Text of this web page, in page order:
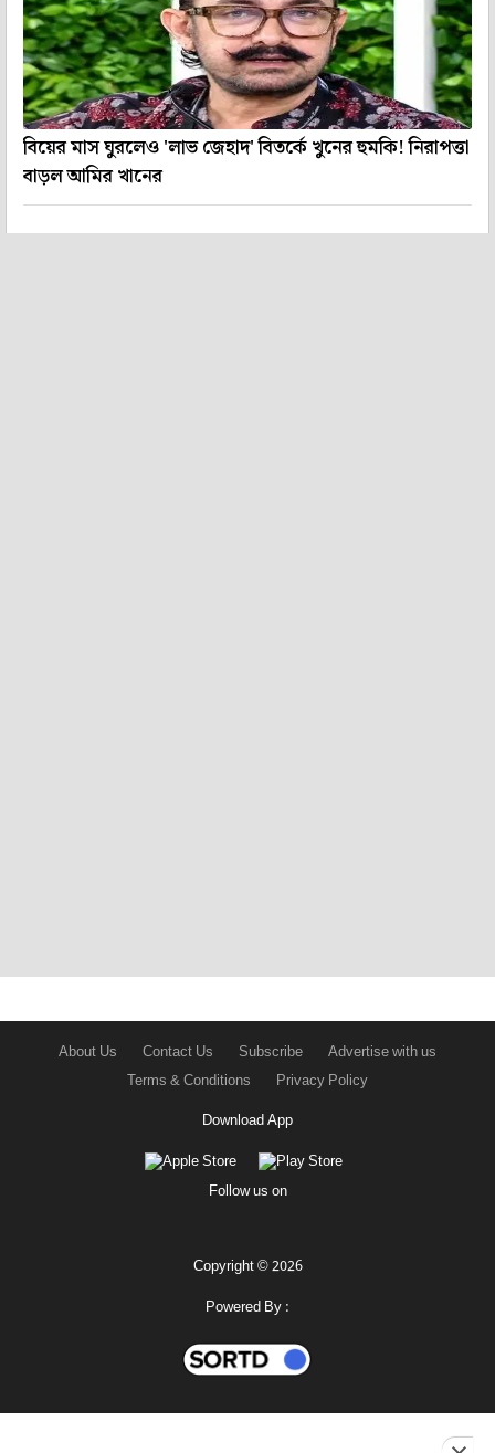
বিয়ের মাস ঘুরলেও 'লাভ জেহাদ' বিতর্কে খুনের হুমকি! নিরাপত্তা
বাড়ল আমির খানের
About Us Contact Us Subscribe
Advertise with us
Terms & Conditions
Privacy Policy
Download App
Follow us on
Copyright © 2026
Powered By :